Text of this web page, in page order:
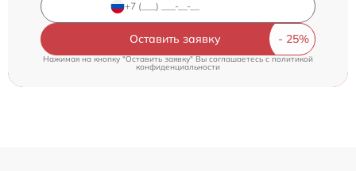
Оставить заявку
Нажимая на кнопку "Оставить заявку" Вы соглашаетесь cполитикой
конфиденциальности